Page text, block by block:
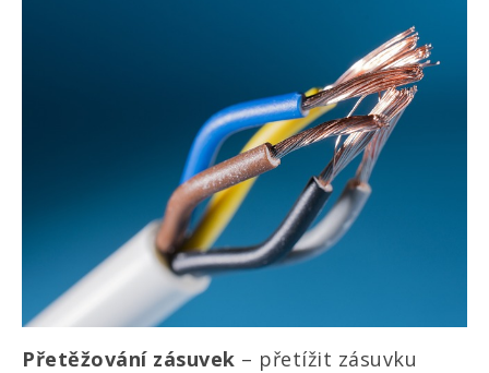
Přetěžování zásuvek – přetížit zásuvku